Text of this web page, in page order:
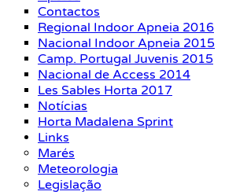
Contactos
Regional Indoor Apneia 2016
Nacional Indoor Apneia 2015
Camp. Portugal Juvenis 2015
Nacional de Access 2014
Les Sables Horta 2017
Notícias
Horta Madalena Sprint
Links
Marés
Meteorologia
Legislação